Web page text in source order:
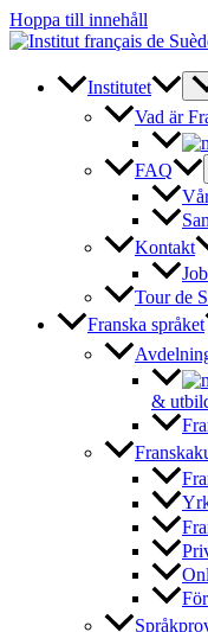
Hoppa till innehåll
Institutet
Vad är
FAQ
Kontakt
Tour de
Franska språket
&